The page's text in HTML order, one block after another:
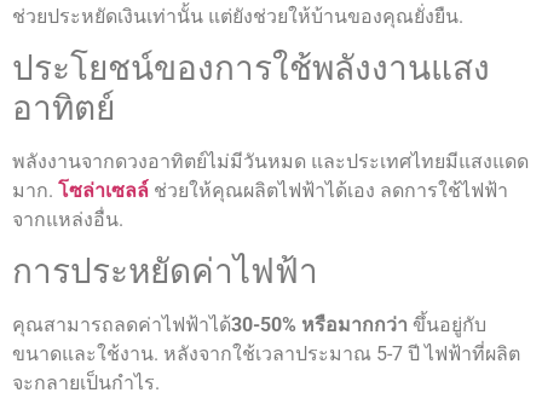
ช่วยประหยัดเงินเท่านั้น แต่ยังช่วยให้บ้านของคุณยั่งยืน.
ประโยชน์ของการใช้พลังงานแสง
อาทิตย์
พลังงานจากดวงอาทิตย์ไม่มีวันหมด และประเทศไทยมีแสงแดด
มาก. โซล่าเซลล์ ช่วยให้คุณผลิตไฟฟ้าได้เอง ลดการใช้ไฟฟ้า
จากแหล่งอื่น.
การประหยัดค่าไฟฟ้า
คุณสามารถลดค่าไฟฟ้าได้30-50% หรือมากกว่า ขึ้นอยู่กับ
ขนาดและใช้งาน. หลังจากใช้เวลาประมาณ 5-7 ปี ไฟฟ้าที่ผลิต
จะกลายเป็นกำไร.